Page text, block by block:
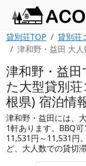
貸別荘TOP 貸別荘
津和野・益田 大人
津和野・益
た大型貸別
根県) 宿泊情
津和野・益田には、
1軒あります。BBQ
11,531円～11,531円
ど、大人数での貸切